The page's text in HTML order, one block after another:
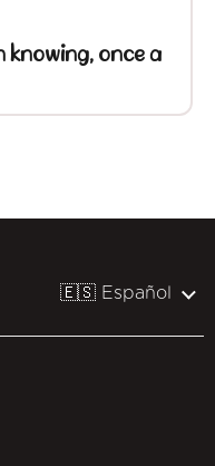
knowing, once a
🇪🇸 Español